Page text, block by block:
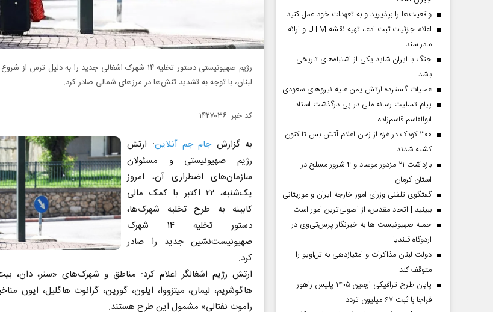
رژیم صهیونیستی دستور تخلیه ۱۴ شهرک اشغالی جدید را به
لبنان، با توجه به تشدید تنش‌ها در مرزهای شمالی صادر کرد.
کد خبر: ۱۴۲۷۰۳۶
به گزارش جام جم آنلاین: ارتش
رژیم صهیونیستی و مسئولان
سازمان‌های اضطراری آن، امروز
یک‌شنبه، ۲۲ اکتبر با کمک مالی
کابینه به طرح تخلیه شهرک‌ها،
دستور تخلیه ۱۴ شهرک
صهیونیست‌نشین جدید را صادر
کرد.
ارتش رژیم اشغالگر اعلام کرد: مناطق و شهرک‌های «سنر، دان،
هاگوشریم، لیمان، میتزووا، ایلون، گورین، گرانوت هاگلیل، ایون
راموت نفتالی» مشمول این طرح هستند.
واقعیت‌ها را بپذیرید و به تعهدات خود عمل کنید
اعلام جزئیات ثبت ادعا، تهیه نقشه UTM و ارائه
مادر سند
جنگ با ایران شاید یکی از اشتباه‌های تاریخی
باشد
عملیات گسترده ارتش یمن علیه نیروهای سعودی
پیام تسلیت رسانه ملی در پی درگذشت استاد
ابوالقاسم قاسم‌زاده
۳۰۰ کودک در غزه از زمان اعلام آتش بس تا کنون
کشته شدند
بازداشت ۲۱ مزدور موساد و ۴ شرور مسلح در
استان کرمان
گفتگوی تلفنی وزرای امور خارجه ایران و موریتانی
ببینید | اتحاد مقدس، از اصولی‌ترین امور است
حمله صهیونیست ها به خبرنگار پرس‌تی‌وی در
اردوگاه قلندیا
دولت لبنان مذاکرات و امتیازدهی به تل‌آویو را
متوقف کند
پایان طرح ترافیکی اربعین ۱۴۰۵ پلیس راهور
فراجا با ثبت ۶۷ میلیون تردد